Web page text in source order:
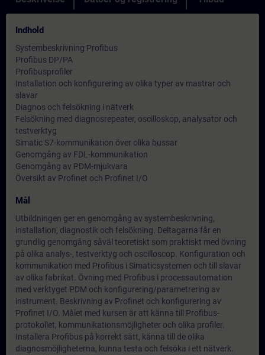
Indhold
Systembeskrivning Profibus
Profibus DP/PA
Profibusprofiler
Installation och konfigurering av olika typer av mastrar och
slavar
Diagnos och felsökning i nätverk
Felsökning med diagnosrepeater, oscilloskop, analysator och
testverktyg
Simatic S7-kommunikation över olika bussar
Genomgång av FDL-kommunikation
Genomgång av PDM-mjukvara
Översikt av Profinet och Profinet I/O
Mål
Utbildningen ger en genomgång av systembeskrivning,
installation, diagnostik och felsökning. Deltagarna får en
grundlig genomgång såväl teoretiskt som praktiskt med övning
på olika analys-, testverktyg och oscilloscop. Konfiguration och
kommunikation med Profibus i Simaticsystemen och till slavar
av olika fabrikat. Övning med Profibus i processautomation
med verktyget PDM och konfigurering/parametrering av
instrument. Beskrivning av Profinet och konfigurering av
Profinet I/O. Målet med kursen är att känna till Profibus-
protokollet, kommunikationsmöjligheter och olika profiler.
Installera Profibus på korrekt sätt, känna till de olika
diagnosmöjligheterna, kunna testa och felsöka i ett nätverk.